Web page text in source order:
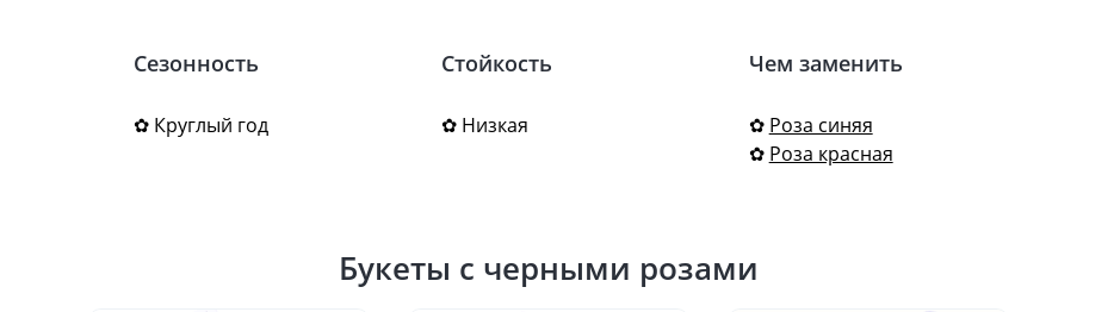
Сезонность
✿ Круглый год
Стойкость
✿ Низкая
Чем заменить
✿ Роза синяя
✿ Роза красная
Букеты с черными розами